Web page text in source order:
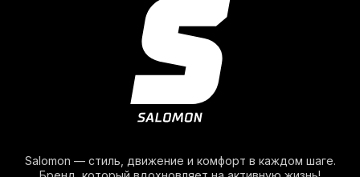
Salomon — стиль, движение и комфорт в каждом шаге.